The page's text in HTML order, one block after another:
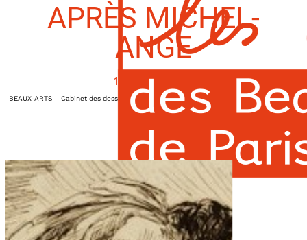
APRÈS MICHEL-
ANGE
10 AVRIL 2026
BEAUX-ARTS – Cabinet des dessins | 15h00
14 Rue Bonaparte